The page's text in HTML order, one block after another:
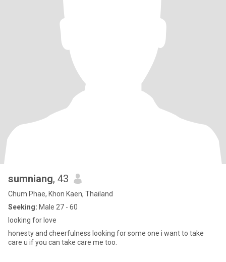
sumniang, 43
Chum Phae, Khon Kaen, Thailand
Seeking: Male 27 - 60
looking for love
honesty and cheerfulness looking for some one i want to take
care u if you can take care me too.